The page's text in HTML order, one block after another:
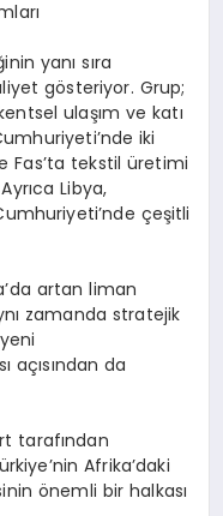
yanı sıra
gösteriyor. Grup;
ulaşım ve katı
iki
Fas’ta tekstil üretimi
Libya,
çeşitli
artan liman
zamanda stratejik
açısından da
tarafından
Afrika’daki
önemli bir halkası